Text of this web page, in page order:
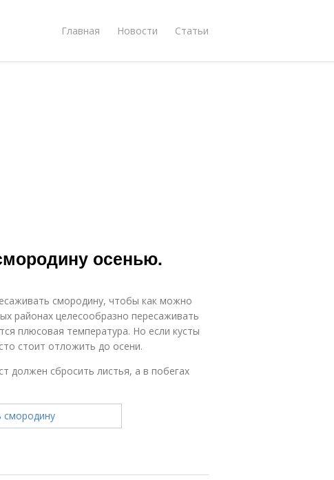
Главная Новости Статьи
осенью.
смородину, чтобы как можно
районах целесообразно пересаживать
плюсовая температура. Но если кусты
стоит отложить до осени.
должен сбросить листья, а в побегах